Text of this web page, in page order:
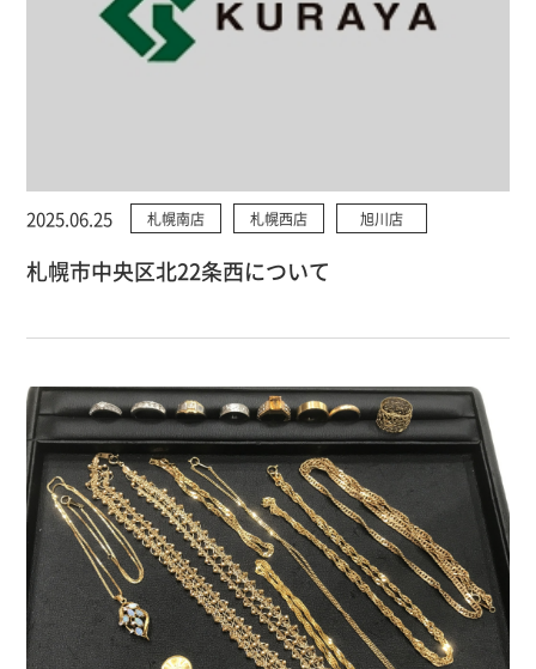
2025.06.25 札幌南店 札幌西店 旭川店
札幌市中央区北22条西について